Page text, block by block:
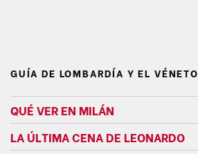
GUÍA DE LOMBARDÍA Y EL VÉNETO
QUÉ VER EN MILÁN
LA ÚLTIMA CENA DE LEONARDO